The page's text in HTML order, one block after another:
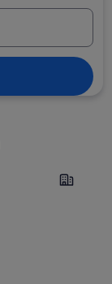
Rovinj